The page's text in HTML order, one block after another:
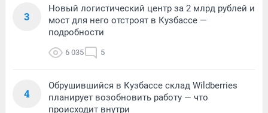
3
Новый логистический центр за 2 млрд рублей и
мост для него отстроят в Кузбассе —
подробности
6 035 5
4
Обрушившийся в Кузбассе склад Wildberries
планирует возобновить работу — что
происходит внутри